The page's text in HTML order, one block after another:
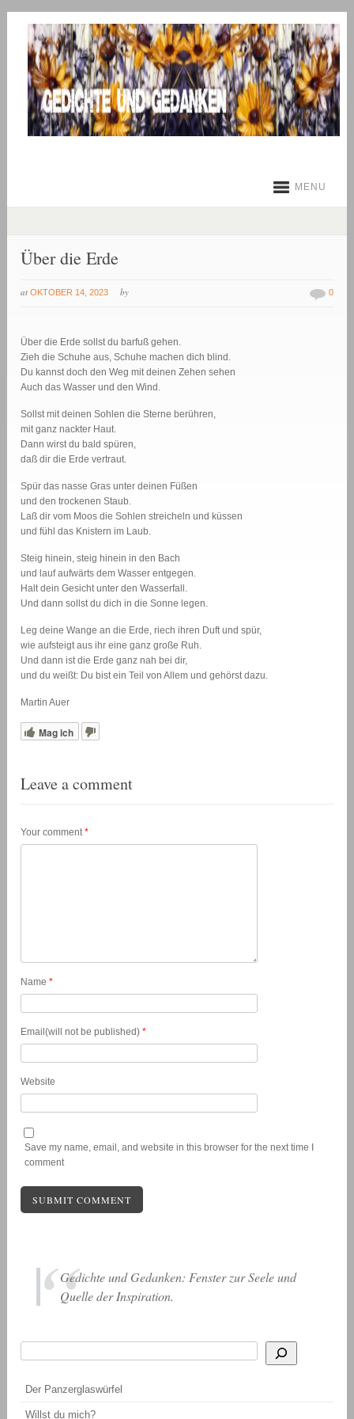
MENU
Über die Erde
at OKTOBER 14, 2023 by 0
Über die Erde sollst du barfuß gehen.
Zieh die Schuhe aus, Schuhe machen dich blind.
Du kannst doch den Weg mit deinen Zehen sehen
Auch das Wasser und den Wind.
Sollst mit deinen Sohlen die Sterne berühren,
mit ganz nackter Haut.
Dann wirst du bald spüren,
daß dir die Erde vertraut.
Spür das nasse Gras unter deinen Füßen
und den trockenen Staub.
Laß dir vom Moos die Sohlen streicheln und küssen
und fühl das Knistern im Laub.
Steig hinein, steig hinein in den Bach
und lauf aufwärts dem Wasser entgegen.
Halt dein Gesicht unter den Wasserfall.
Und dann sollst du dich in die Sonne legen.
Leg deine Wange an die Erde, riech ihren Duft und spür,
wie aufsteigt aus ihr eine ganz große Ruh.
Und dann ist die Erde ganz nah bei dir,
und du weißt: Du bist ein Teil von Allem und gehörst dazu.
Martin Auer
Mag ich
Leave a comment
Your comment*
Name*
Email(will not be published)*
Website
Save my name, email, and website in this browser for the next time I
comment
Gedichte und Gedanken: Fenster zur Seele und
Quelle der Inspiration.
Der Panzerglaswürfel
Willst du mich?